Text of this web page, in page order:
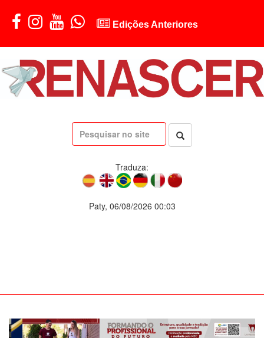
Edições Anteriores
Traduza:
Paty, 06/08/2026 00:03